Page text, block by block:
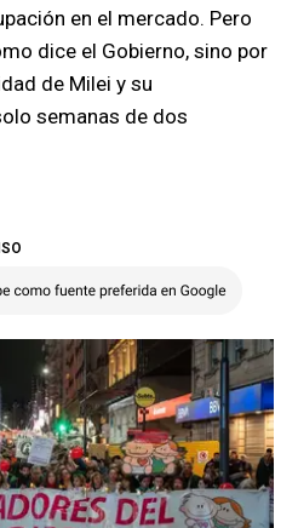
en el mercado. Pero
dice el Gobierno, sino por
de Milei y su
semanas de dos